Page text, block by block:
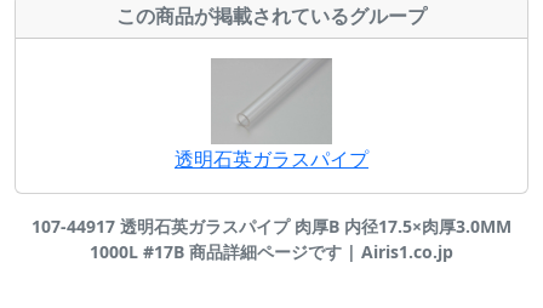
この商品が掲載されているグループ
透明石英ガラスパイプ
107-44917 透明石英ガラスパイプ 肉厚B 内径17.5×肉厚3.0MM
1000L #17B 商品詳細ページです | Airis1.co.jp